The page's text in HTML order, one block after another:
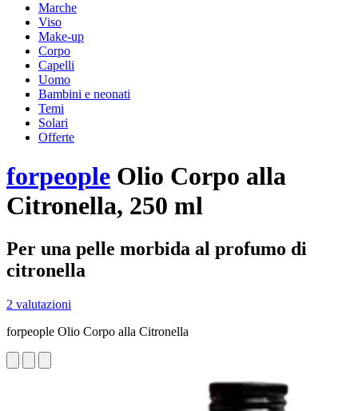
Marche
Viso
Make-up
Corpo
Capelli
Uomo
Bambini e neonati
Temi
Solari
Offerte
forpeople Olio Corpo alla
Citronella, 250 ml
Per una pelle morbida al profumo di
citronella
2 valutazioni
forpeople Olio Corpo alla Citronella